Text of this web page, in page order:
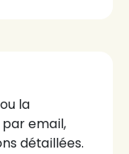
ou la
email,
détaillées.